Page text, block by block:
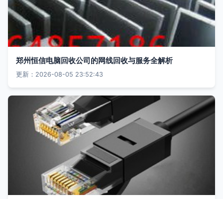
郑州恒信电脑回收公司的网线回收与服务全解析
更新：2026-08-05 23:52:43